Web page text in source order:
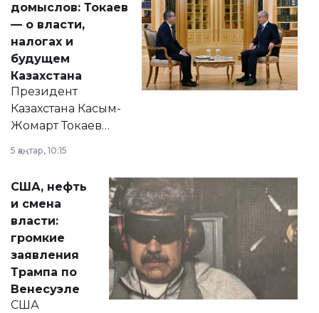
домыслов: Токаев
— о власти,
налогах и
будущем
Казахстана
Президент
Казахстана Касым-
Жомарт Токаев
сразу несколько
актуальных тем —
от слухов о
политических
реформах до
вопросов армии,
экономики и
личного здоровья.
5 қаңтар, 10:15
США, нефть
и смена
власти:
громкие
заявления
Трампа по
Венесуэле
США